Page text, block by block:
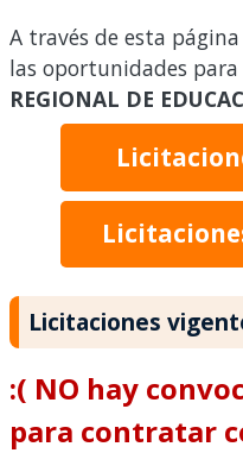
A través de esta
las oportunidades
REGIONAL DE
Licitaciones
:( NO hay
para contratar